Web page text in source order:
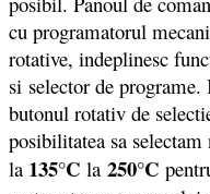
cu programatorul
rotative, indeplinesc
si selector de
butonul rotativ de
posibilitatea sa
la 135°C la 250°C